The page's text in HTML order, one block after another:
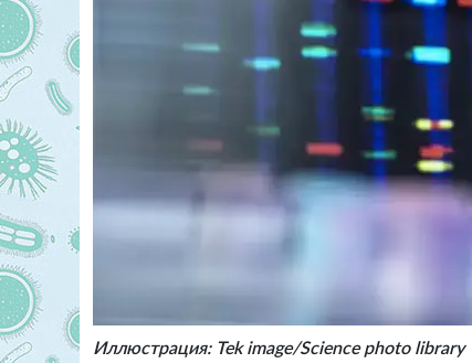
Иллюстрация: Tek image/Science photo library